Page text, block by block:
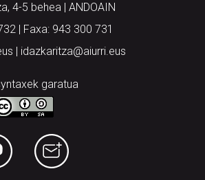
4-5 behea | ANDOAIN
| Faxa: 943 300 731
| idazkaritza@aiurri.eus
garatua